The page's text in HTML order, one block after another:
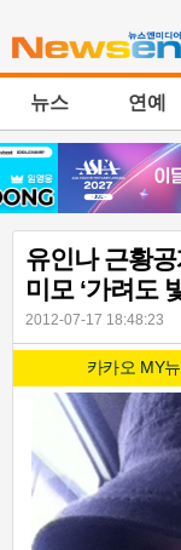
뉴스 연예
유인나 근황
미모 ‘가려도
2012-07-17 18:48:23
카카오 MY